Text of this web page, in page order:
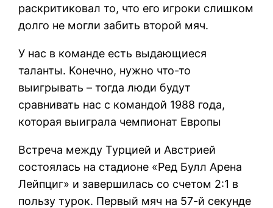
раскритиковал то, что его игроки слишком
долго не могли забить второй мяч.
У нас в команде есть выдающиеся
таланты. Конечно, нужно что-то
выигрывать – тогда люди будут
сравнивать нас с командой 1988 года,
которая выиграла чемпионат Европы
Встреча между Турцией и Австрией
состоялась на стадионе «Ред Булл Арена
Лейпциг» и завершилась со счетом 2:1 в
пользу турок. Первый мяч на 57-й секунде